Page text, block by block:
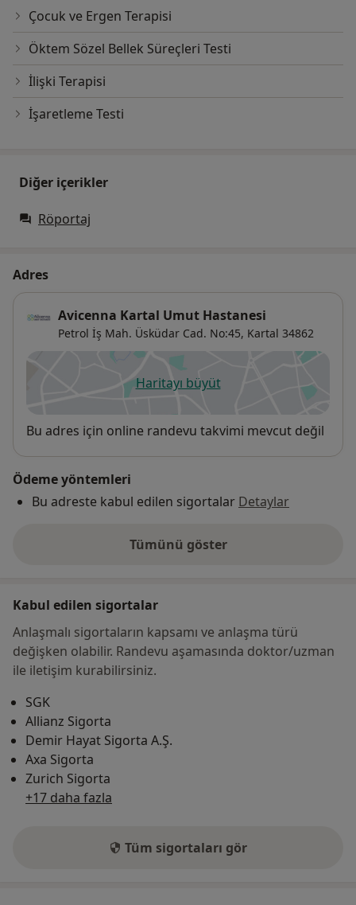
Çocuk ve Ergen Terapisi
Öktem Sözel Bellek Süreçleri Testi
İlişki Terapisi
İşaretleme Testi
Diğer içerikler
Röportaj
Adres
Avicenna Kartal Umut Hastanesi
Petrol İş Mah. Üsküdar Cad. No:45, Kartal 34862
Haritayı büyütyeni bir sekmede açılır
Uygunluk
Bu adres için online randevu takvimi mevcut değil
Ödeme yöntemleri
Bu adreste kabul edilen sigortalar Detaylar
Tümünü göster
adres hakkında
Kabul edilen sigortalar
Anlaşmalı sigortaların kapsamı ve anlaşma türü
değişken olabilir. Randevu aşamasında doktor/uzman
ile iletişim kurabilirsiniz.
SGK
Allianz Sigorta
Demir Hayat Sigorta A.Ş.
Axa Sigorta
Zurich Sigorta
+17 daha fazla
Tüm sigortaları gör